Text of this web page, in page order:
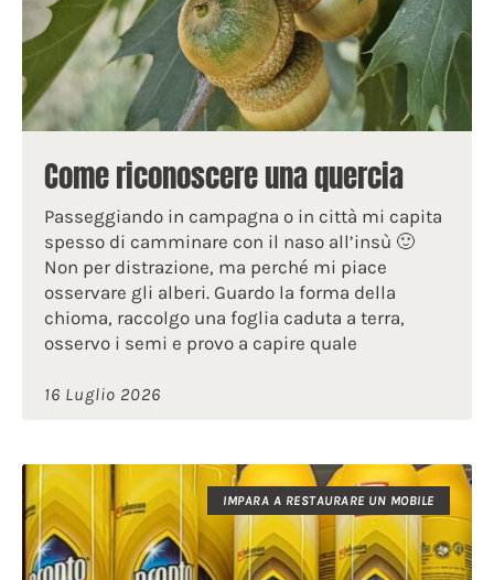
Come riconoscere una quercia
Passeggiando in campagna o in città mi capita
spesso di camminare con il naso all’insù 🙂
Non per distrazione, ma perché mi piace
osservare gli alberi. Guardo la forma della
chioma, raccolgo una foglia caduta a terra,
osservo i semi e provo a capire quale
16 Luglio 2026
IMPARA A RESTAURARE UN MOBILE